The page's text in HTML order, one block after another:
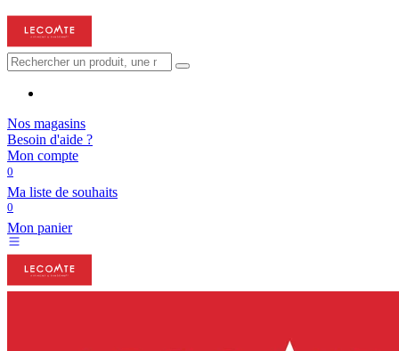
Nos magasins
Besoin d'aide ?
Mon compte
0
Ma liste de souhaits
0
Mon panier